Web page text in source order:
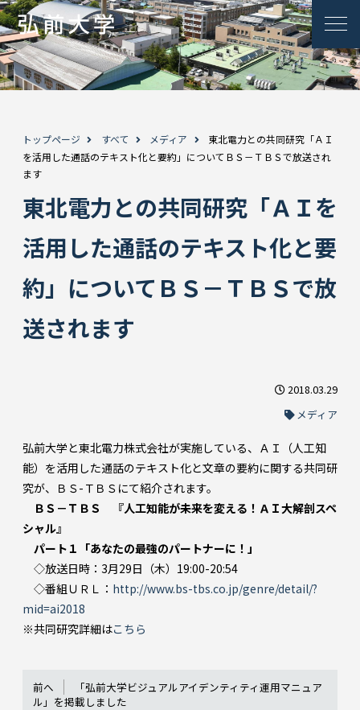
トップページ すべて メディア
東北電力との共同研究「ＡＩ
を活用した通話のテキスト化と要約」についてＢＳ－ＴＢＳで放送され
ます
東北電力との共同研究「ＡＩを
活用した通話のテキスト化と要
約」についてＢＳ－ＴＢＳで放
送されます
2018.03.29
メディア
弘前大学と東北電力株式会社が実施している、ＡＩ（人工知
能）を活用した通話のテキスト化と文章の要約に関する共同研
究が、ＢＳ-ＴＢＳにて紹介されます。
ＢＳ－ＴＢＳ 『人工知能が未来を変える！ＡＩ大解剖スペ
シャル』
パート１「あなたの最強のパートナーに！」
◇放送日時：3月29日（木）19:00-20:54
◇番組ＵＲＬ： http://www.bs-tbs.co.jp/genre/detail/?
mid=ai2018
※共同研究詳細はこちら
前へ
「弘前大学ビジュアルアイデンティティ運用マニュア
ル」を掲載しました